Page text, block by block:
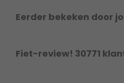
Eerder bekeken door
Fiet-review! 30771